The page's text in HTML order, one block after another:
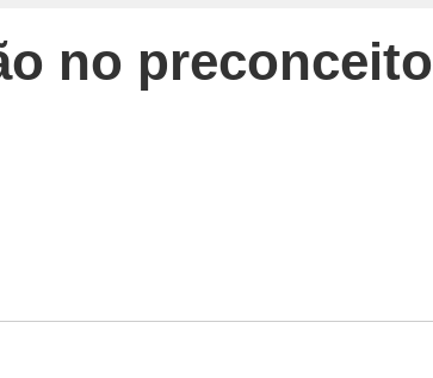
no preconceito